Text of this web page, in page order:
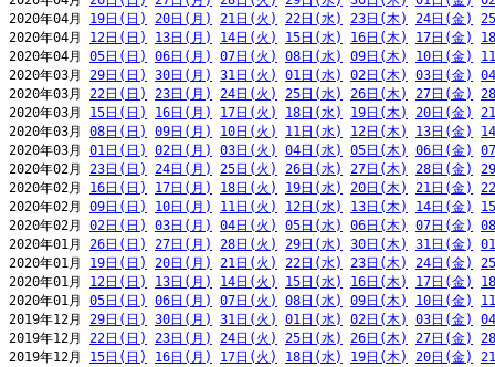
2020年04月 19日(日) 20日(月) 21日(火) 22日(水) 23日(木) 24日(金)
2020年04月 12日(日) 13日(月) 14日(火) 15日(水) 16日(木) 17日(金)
2020年04月 05日(日) 06日(月) 07日(火) 08日(水) 09日(木) 10日(金)
2020年03月 29日(日) 30日(月) 31日(火) 01日(水) 02日(木) 03日(金)
2020年03月 22日(日) 23日(月) 24日(火) 25日(水) 26日(木) 27日(金)
2020年03月 15日(日) 16日(月) 17日(火) 18日(水) 19日(木) 20日(金)
2020年03月 08日(日) 09日(月) 10日(火) 11日(水) 12日(木) 13日(金)
2020年03月 01日(日) 02日(月) 03日(火) 04日(水) 05日(木) 06日(金)
2020年02月 23日(日) 24日(月) 25日(火) 26日(水) 27日(木) 28日(金)
2020年02月 16日(日) 17日(月) 18日(火) 19日(水) 20日(木) 21日(金)
2020年02月 09日(日) 10日(月) 11日(火) 12日(水) 13日(木) 14日(金)
2020年02月 02日(日) 03日(月) 04日(火) 05日(水) 06日(木) 07日(金)
2020年01月 26日(日) 27日(月) 28日(火) 29日(水) 30日(木) 31日(金)
2020年01月 19日(日) 20日(月) 21日(火) 22日(水) 23日(木) 24日(金)
2020年01月 12日(日) 13日(月) 14日(火) 15日(水) 16日(木) 17日(金)
2020年01月 05日(日) 06日(月) 07日(火) 08日(水) 09日(木) 10日(金)
2019年12月 29日(日) 30日(月) 31日(火) 01日(水) 02日(木) 03日(金)
2019年12月 22日(日) 23日(月) 24日(火) 25日(水) 26日(木) 27日(金)
2019年12月 15日(日) 16日(月) 17日(火) 18日(水) 19日(木) 20日(金)